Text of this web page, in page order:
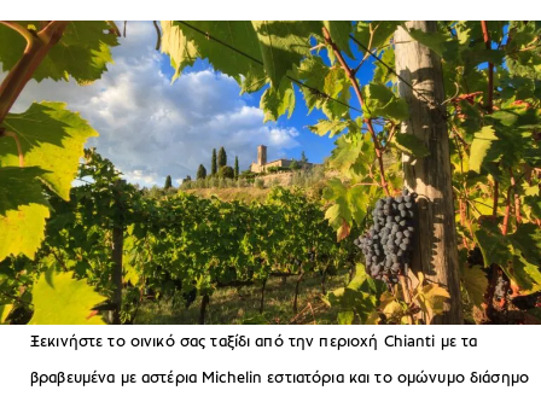
Ξεκινήστε το οινικό σας ταξίδι από την περιοχή Chianti με τα
βραβευμένα με αστέρια Michelin εστιατόρια και το ομώνυμο διάσημο